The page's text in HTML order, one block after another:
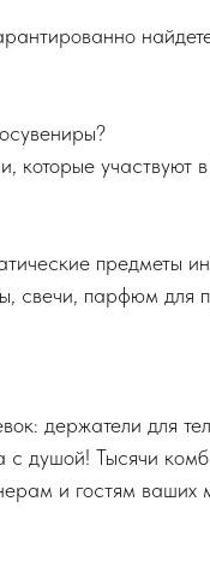
которые участвуют
предметы
свечи, парфюм для
держатели для
душой! Тысячи
и гостям ваших